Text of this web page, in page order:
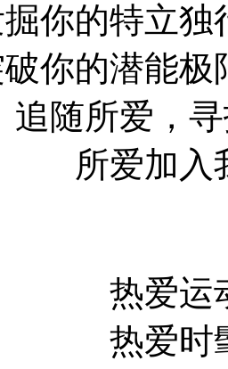
你的特立独
你的潜能极
追随所爱，
所爱加入
热爱运
热爱时